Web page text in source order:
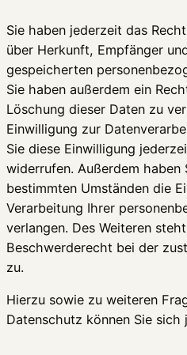
Sie haben jederzeit das
über Herkunft, Empfänger
gespeicherten
Sie haben außerdem ein
Löschung dieser Daten zu
Einwilligung zur
Sie diese Einwilligung
widerrufen. Außerdem haben
bestimmten Umständen die
Verarbeitung Ihrer
verlangen. Des Weiteren
Beschwerderecht bei der
zu.
Hierzu sowie zu weiteren
Datenschutz können Sie sich